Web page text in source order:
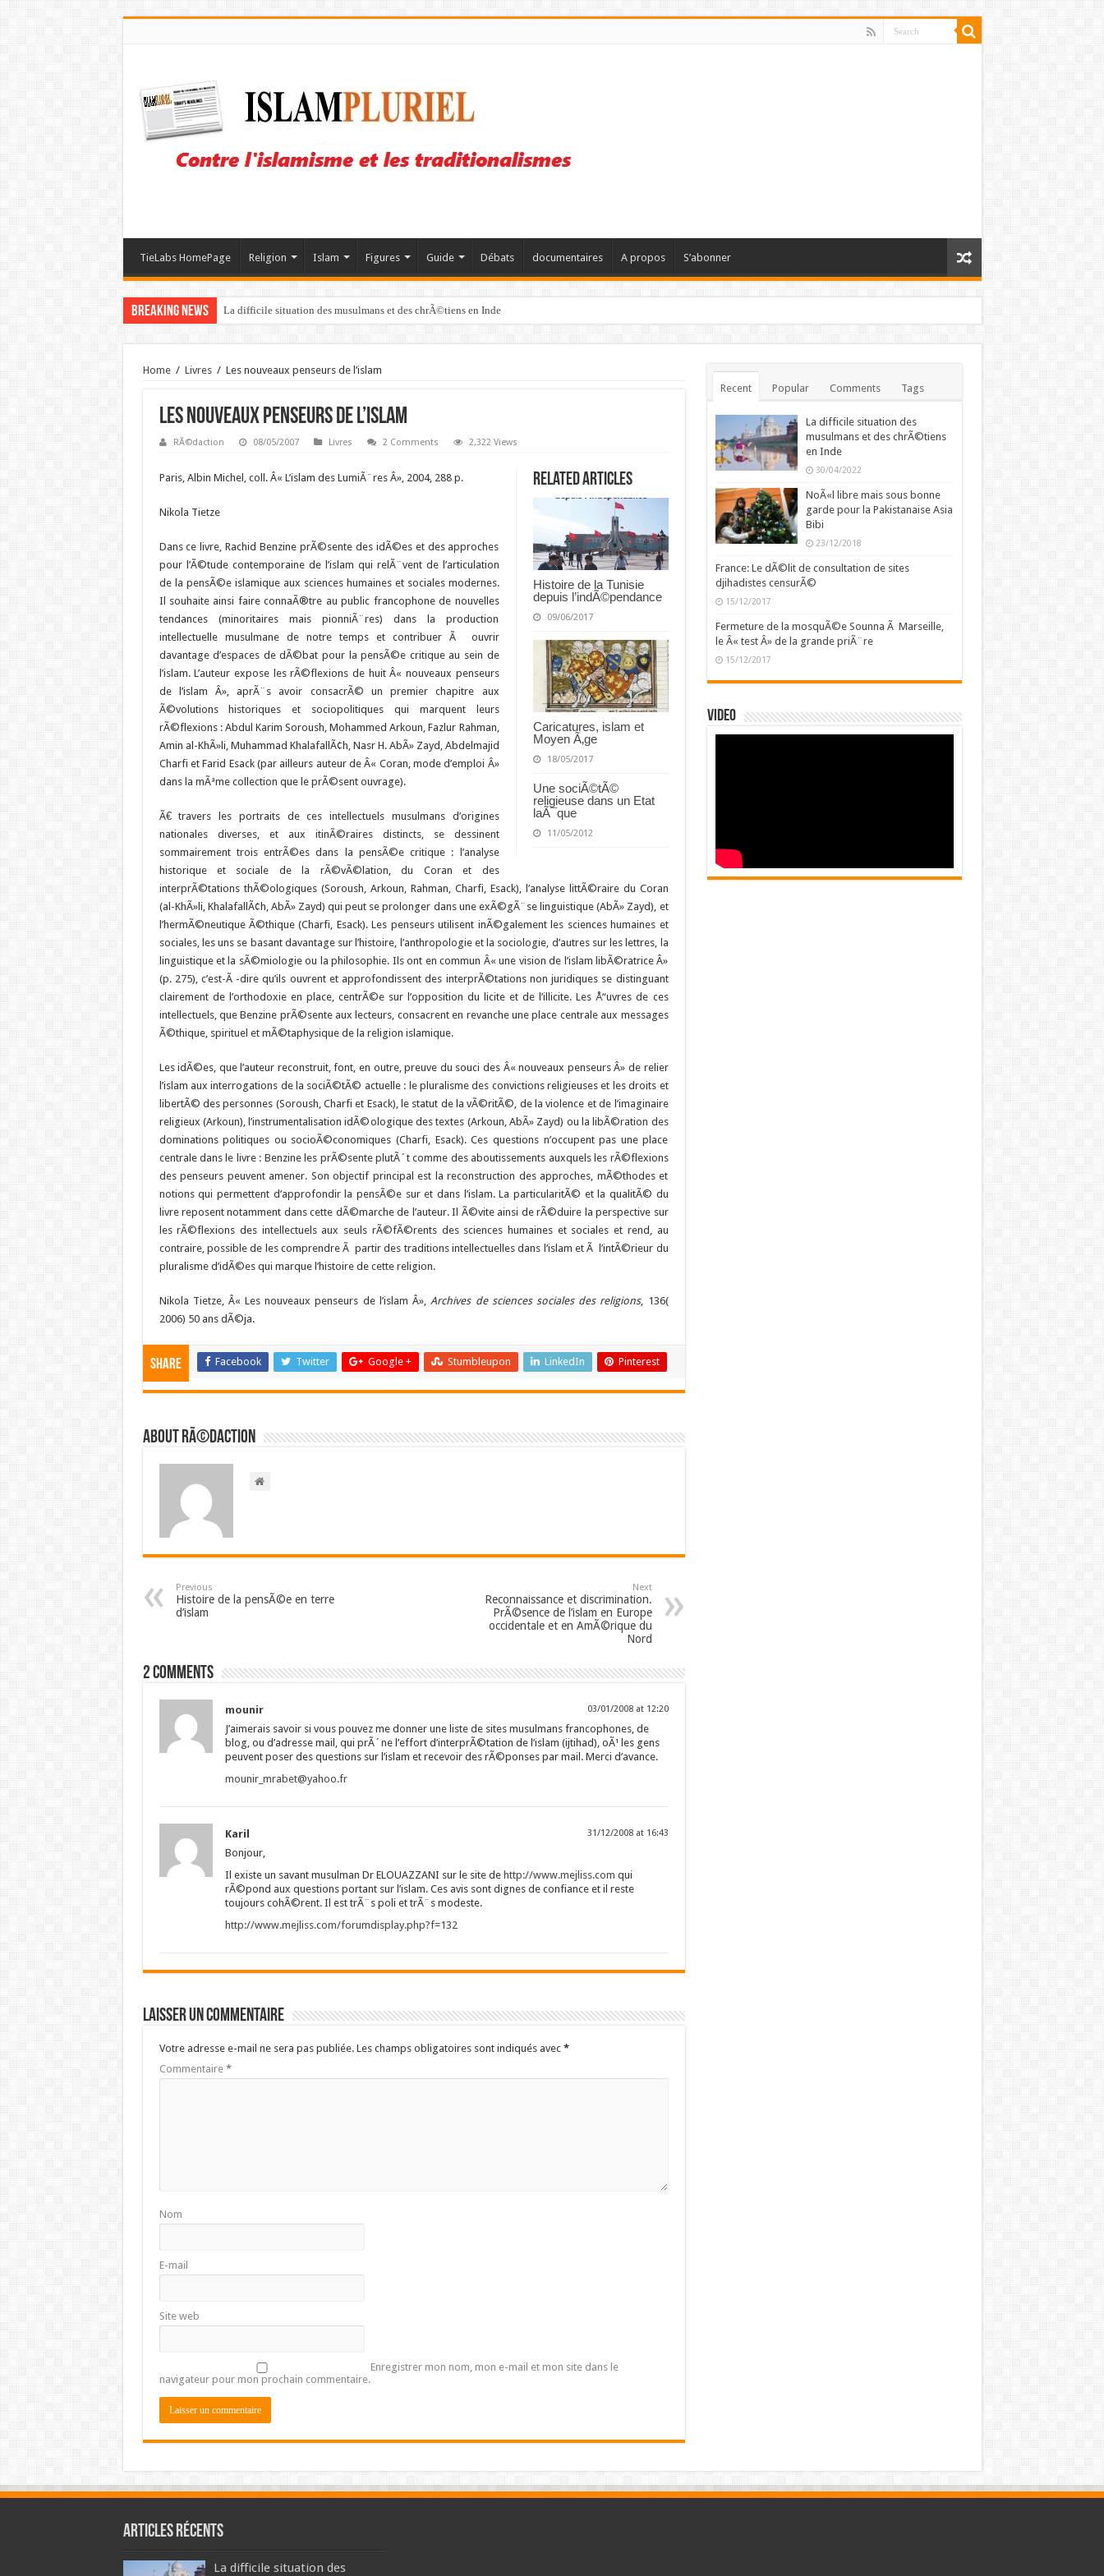
TieLabs HomePage Religion Islam Figures Guide Débats documentaires A propos S’abonner
Breaking News La difficile situation des musulmans et des chrÃ©tiens en Inde
Home / Livres / Les nouveaux penseurs de l’islam
Les nouveaux penseurs de l’islam
RÃ©daction 08/05/2007 Livres 2 Comments 2,322 Views
Related Articles
Histoire de la Tunisie
depuis l’indÃ©pendance
09/06/2017
Caricatures, islam et
Moyen Ã‚ge
18/05/2017
Une sociÃ©tÃ©
religieuse dans un Etat
laÃ¯que
11/05/2012
Paris, Albin Michel, coll. Â« L’islam des LumiÃ¨res Â», 2004, 288 p.
Nikola Tietze
Dans ce livre, Rachid Benzine prÃ©sente des idÃ©es et des approches
pour l’Ã©tude contemporaine de l’islam qui relÃ¨vent de l’articulation
de la pensÃ©e islamique aux sciences humaines et sociales modernes.
Il souhaite ainsi faire connaÃ®tre au public francophone de nouvelles
tendances (minoritaires mais pionniÃ¨res) dans la production
intellectuelle musulmane de notre temps et contribuer Ã ouvrir
davantage d’espaces de dÃ©bat pour la pensÃ©e critique au sein de
l’islam.L’auteur expose les rÃ©flexions de huit Â« nouveaux penseurs
de l’islam Â», aprÃ¨s avoir consacrÃ© un premier chapitre aux
Ã©volutions historiques et sociopolitiques qui marquent leurs
rÃ©flexions : Abdul Karim Soroush, Mohammed Arkoun, Fazlur Rahman,
Amin al-KhÃ»li, Muhammad KhalafallÃ¢h, Nasr H. AbÃ» Zayd, Abdelmajid
Charfi et Farid Esack (par ailleurs auteur de Â« Coran, mode d’emploi Â»
dans la mÃªme collection que le prÃ©sent ouvrage).
Ã€ travers les portraits de ces intellectuels musulmans d’origines
nationales diverses, et aux itinÃ©raires distincts, se dessinent
sommairement trois entrÃ©es dans la pensÃ©e critique : l’analyse
historique et sociale de la rÃ©vÃ©lation, du Coran et des
interprÃ©tations thÃ©ologiques (Soroush, Arkoun, Rahman, Charfi, Esack), l’analyse littÃ©raire du Coran
(al-KhÃ»li, KhalafallÃ¢h, AbÃ» Zayd) qui peut se prolonger dans une exÃ©gÃ¨se linguistique (AbÃ» Zayd), et
l’hermÃ©neutique Ã©thique (Charfi, Esack). Les penseurs utilisent inÃ©galement les sciences humaines et
sociales, les uns se basant davantage sur l’histoire, l’anthropologie et la sociologie, d’autres sur les lettres, la
linguistique et la sÃ©miologie ou la philosophie. Ils ont en commun Â« une vision de l’islam libÃ©ratrice Â»
(p. 275), c’est-Ã -dire qu’ils ouvrent et approfondissent des interprÃ©tations non juridiques se distinguant
clairement de l’orthodoxie en place, centrÃ©e sur l’opposition du licite et de l’illicite. Les Å“uvres de ces
intellectuels, que Benzine prÃ©sente aux lecteurs, consacrent en revanche une place centrale aux messages
Ã©thique, spirituel et mÃ©taphysique de la religion islamique.
Les idÃ©es, que l’auteur reconstruit, font, en outre, preuve du souci des Â« nouveaux penseurs Â» de relier
l’islam aux interrogations de la sociÃ©tÃ© actuelle : le pluralisme des convictions religieuses et les droits et
libertÃ© des personnes (Soroush, Charfi et Esack), le statut de la vÃ©ritÃ©, de la violence et de l’imaginaire
religieux (Arkoun), l’instrumentalisation idÃ©ologique des textes (Arkoun, AbÃ» Zayd) ou la libÃ©ration des
dominations politiques ou socioÃ©conomiques (Charfi, Esack). Ces questions n’occupent pas une place
centrale dans le livre : Benzine les prÃ©sente plutÃ´t comme des aboutissements auxquels les rÃ©flexions
des penseurs peuvent amener. Son objectif principal est la reconstruction des approches, mÃ©thodes et
notions qui permettent d’approfondir la pensÃ©e sur et dans l’islam. La particularitÃ© et la qualitÃ© du
livre reposent notamment dans cette dÃ©marche de l’auteur. Il Ã©vite ainsi de rÃ©duire la perspective sur
les rÃ©flexions des intellectuels aux seuls rÃ©fÃ©rents des sciences humaines et sociales et rend, au
contraire, possible de les comprendre Ã partir des traditions intellectuelles dans l’islam et Ã l’intÃ©rieur du
pluralisme d’idÃ©es qui marque l’histoire de cette religion.
Nikola Tietze, Â« Les nouveaux penseurs de l’islam Â»,Archives de sciences sociales des religions, 136(
2006) 50 ans dÃ©ja.
Share Facebook Twitter Google + Stumbleupon LinkedIn Pinterest
About RÃ©daction
Previous
Histoire de la pensÃ©e en terre
d’islam
Next
Reconnaissance et discrimination.
PrÃ©sence de l’islam en Europe
occidentale et en AmÃ©rique du
Nord
2 comments
mounir 03/01/2008 at 12:20
J’aimerais savoir si vous pouvez me donner une liste de sites musulmans francophones, de
blog, ou d’adresse mail, qui prÃ´ne l’effort d’interprÃ©tation de l’islam (ijtihad), oÃ¹ les gens
peuvent poser des questions sur l’islam et recevoir des rÃ©ponses par mail. Merci d’avance.
mounir_mrabet@yahoo.fr
Karil 31/12/2008 at 16:43
Bonjour,
Il existe un savant musulman Dr ELOUAZZANI sur le site de http://www.mejliss.com qui
rÃ©pond aux questions portant sur l’islam. Ces avis sont dignes de confiance et il reste
toujours cohÃ©rent. Il est trÃ¨s poli et trÃ¨s modeste.
http://www.mejliss.com/forumdisplay.php?f=132
Laisser un commentaire
Votre adresse e-mail ne sera pas publiée. Les champs obligatoires sont indiqués avec *
Commentaire *
Nom
E-mail
Site web
Enregistrer mon nom, mon e-mail et mon site dans le
navigateur pour mon prochain commentaire.
Recent Popular Comments Tags
La difficile situation des
musulmans et des chrÃ©tiens
en Inde
30/04/2022
NoÃ«l libre mais sous bonne
garde pour la Pakistanaise Asia
Bibi
23/12/2018
France: Le dÃ©lit de consultation de sites
djihadistes censurÃ©
15/12/2017
Fermeture de la mosquÃ©e Sounna Ã Marseille,
le Â« test Â» de la grande priÃ¨re
15/12/2017
Video
Articles récents
La difficile situation des